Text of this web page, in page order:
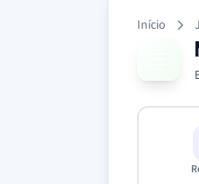
Início